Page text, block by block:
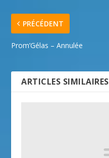
PRÉCÉDENT
Prom’Gélas – Annulée
ARTICLES SIMILAIRES